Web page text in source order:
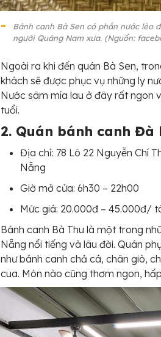
Bánh canh Bà Sen có phần nước lèo
người Quảng Nam xưa. (Nguồn:
Ngoài ra khi đến quán Bà Sen,
khách sẽ được phục vụ những ly
Nước sâm mía lau ở đây rất ngon
tuổi.
2. Quán bánh canh Đà
Địa chỉ: 78 Lô 22 Nguyễn Chí
Nẵng
Giờ mở cửa: 6h30 – 22h00
Mức giá: 20.000đ – 45.000đ/
Bánh canh Bà Thu là một trong
Nẵng nổi tiếng và lâu đời. Quán
như bánh canh chả cá, chân giò,
cua. Món nào cũng thơm ngon,